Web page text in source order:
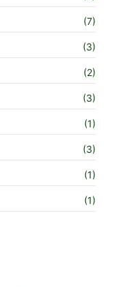
(7)
(3)
(2)
(3)
(1)
(3)
(1)
(1)